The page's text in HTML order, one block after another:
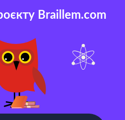
Braillem.com